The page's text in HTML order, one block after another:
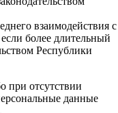
взаимодействия с
более длительный
Республики
при отсутствии
данные